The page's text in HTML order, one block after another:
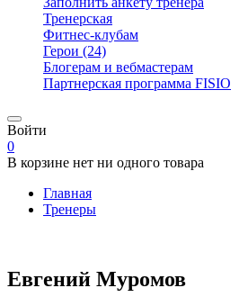
Тренерская
Фитнес-клубам
Герои (24)
Блогерам и вебмастерам
Партнерская программа FISIO
Войти
0
В корзине нет ни одного товара
Главная
Тренеры
Евгений Муромов